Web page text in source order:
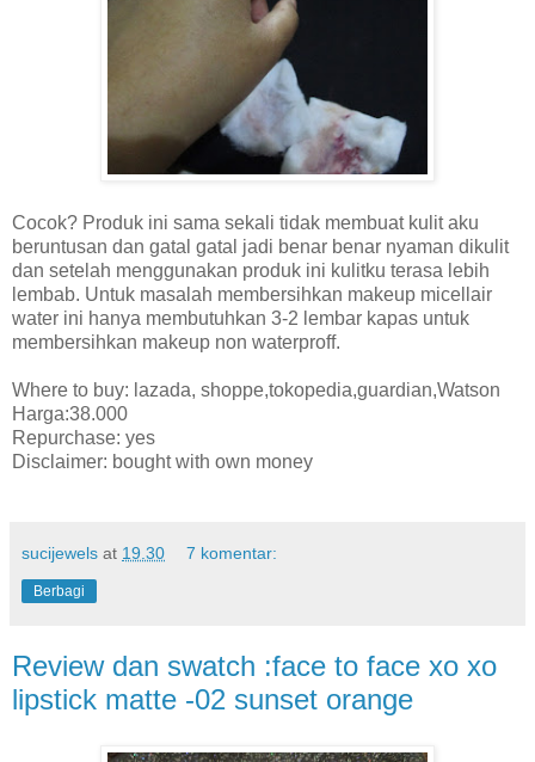
Cocok? Produk ini sama sekali tidak membuat kulit aku
beruntusan dan gatal gatal jadi benar benar nyaman dikulit
dan setelah menggunakan produk ini kulitku terasa lebih
lembab. Untuk masalah membersihkan makeup micellair
water ini hanya membutuhkan 3-2 lembar kapas untuk
membersihkan makeup non waterproff.
Where to buy: lazada, shoppe,tokopedia,guardian,Watson
Harga:38.000
Repurchase: yes
Disclaimer: bought with own money
sucijewels at 19.30 7 komentar:
Berbagi
Review dan swatch :face to face xo xo
lipstick matte -02 sunset orange